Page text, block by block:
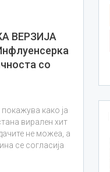
ВЕРЗИЈА
со
како ја
вирален хит
не можеа, а
се согласија